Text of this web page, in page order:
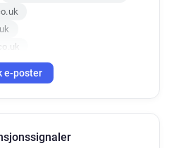
q*******@resolver.co.uk
e-poster